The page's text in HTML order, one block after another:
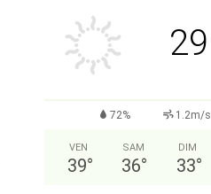
29
72% 1.2m/s
VEN
39°
SAM
36°
DIM
33°